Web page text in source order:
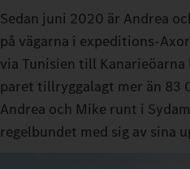
Sedan juni 2020 är Andrea
på vägarna i
via Tunisien till
paret tillryggalagt mer än 83
Andrea och Mike runt i
regelbundet med sig av sina